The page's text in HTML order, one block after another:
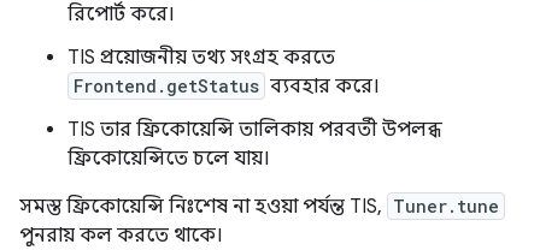
রিপোর্ট করে।
TIS প্রয়োজনীয় তথ্য সংগ্রহ করতে
Frontend.getStatus ব্যবহার করে।
TIS তার ফ্রিকোয়েন্সি তালিকায় পরবর্তী উপলব্ধ
ফ্রিকোয়েন্সিতে চলে যায়।
সমস্ত ফ্রিকোয়েন্সি নিঃশেষ না হওয়া পর্যন্ত TIS, Tuner.tune
পুনরায় কল করতে থাকে।